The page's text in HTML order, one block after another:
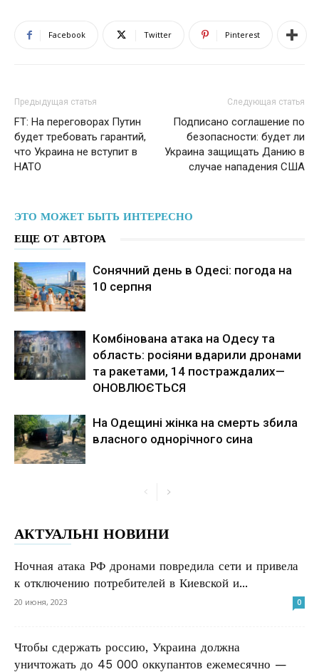
Facebook Twitter Pinterest
Предыдущая статья
FТ: На переговорах Путин
будет требовать гарантий,
что Украина не вступит в
НАТО
Следующая статья
Подписано соглашение по
безопасности: будет ли
Украина защищать Данию в
случае нападения США
ЭТО МОЖЕТ БЫТЬ ИНТЕРЕСНО
ЕЩЕ ОТ АВТОРА
Сонячний день в Одесі: погода на
10 серпня
Комбінована атака на Одесу та
область: росіяни вдарили дронами
та ракетами, 14 постраждалих—
ОНОВЛЮЄТЬСЯ
На Одещині жінка на смерть збила
власного однорічного сина
АКТУАЛЬНІ НОВИНИ
Ночная атака РФ дронами повредила сети и привела
к отключению потребителей в Киевской и...
20 июня, 2023 0
Чтобы сдержать россию, Украина должна
уничтожать до 45 000 оккупантов ежемесячно —